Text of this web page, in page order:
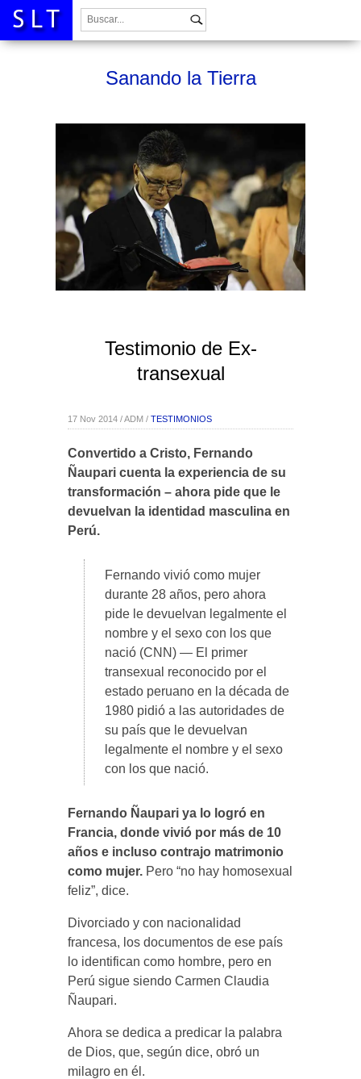
Buscar:
Sanando la Tierra
Testimonio de Ex-
transexual
17 Nov 2014 / ADM / TESTIMONIOS
Convertido a Cristo, Fernando
Ñaupari cuenta la experiencia de su
transformación – ahora pide que le
devuelvan la identidad masculina en
Perú.
Fernando vivió como mujer
durante 28 años, pero ahora
pide le devuelvan legalmente el
nombre y el sexo con los que
nació (CNN) — El primer
transexual reconocido por el
estado peruano en la década de
1980 pidió a las autoridades de
su país que le devuelvan
legalmente el nombre y el sexo
con los que nació.
Fernando Ñaupari ya lo logró en
Francia, donde vivió por más de 10
años e incluso contrajo matrimonio
como mujer. Pero “no hay homosexual
feliz”, dice.
Divorciado y con nacionalidad
francesa, los documentos de ese país
lo identifican como hombre, pero en
Perú sigue siendo Carmen Claudia
Ñaupari.
Ahora se dedica a predicar la palabra
de Dios, que, según dice, obró un
milagro en él.